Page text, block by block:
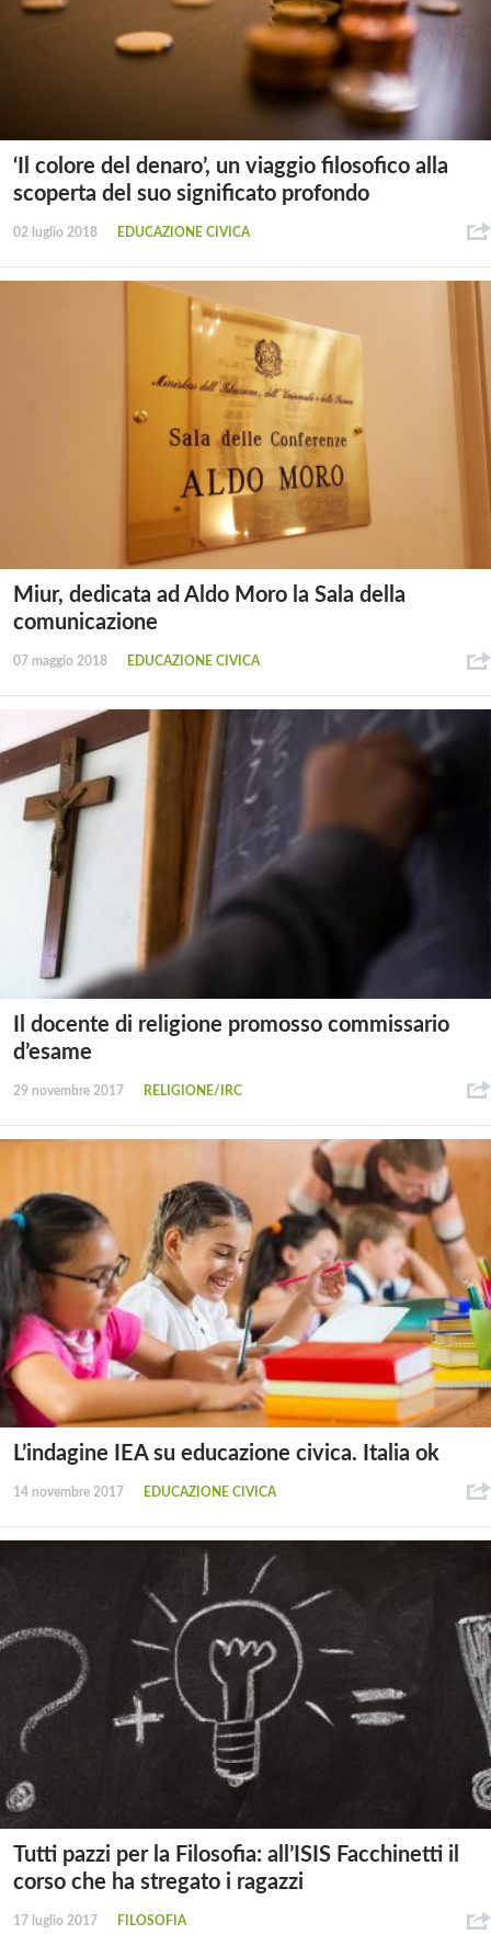
‘Il colore del denaro’, un viaggio filosofico alla
scoperta del suo significato profondo
02 luglio 2018 EDUCAZIONE CIVICA
Miur, dedicata ad Aldo Moro la Sala della
comunicazione
07 maggio 2018 EDUCAZIONE CIVICA
Il docente di religione promosso commissario
d’esame
29 novembre 2017 RELIGIONE/IRC
L’indagine IEA su educazione civica. Italia ok
14 novembre 2017 EDUCAZIONE CIVICA
Tutti pazzi per la Filosofia: all’ISIS Facchinetti il
corso che ha stregato i ragazzi
17 luglio 2017 FILOSOFIA